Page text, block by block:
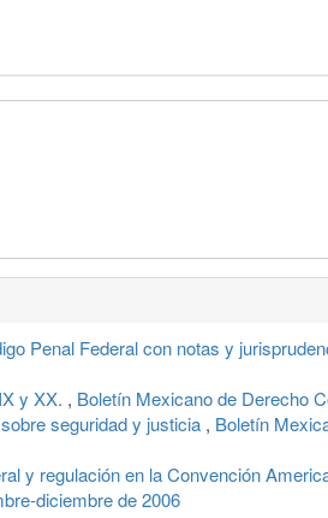
Penal Federal con notas y
y XX. , Boletín Mexicano de Derecho
seguridad y justicia , Boletín
y regulación en la Convención
diciembre de 2006